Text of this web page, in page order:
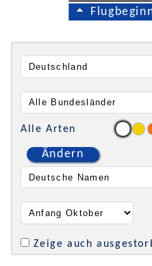
Alle Arten
Ändern
Zeige auch